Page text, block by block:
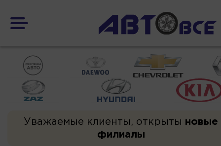
Уважаемые клиенты, открыты новые
филиалы